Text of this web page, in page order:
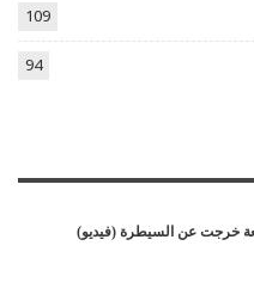
109
94
خرجت عن السيطرة (فيديو)